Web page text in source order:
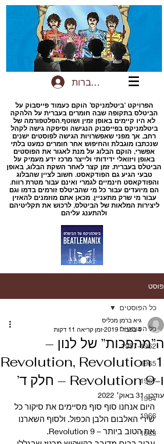
להתחברות
הפרויקט ‘ביטלמניקס’ הוקם כעמוד פייסבוק על
הביטלס בתקופה שבה חומרים בעברית על הלהקה
לא היו קיימים באופן זמין ושוטף.הפלטפורמה של
ביטלמניקס בפייסבוק הנגישה וסיפקה גישה לקהל
רחב, אך מפני שאפשרויות הגישה לפוסטים ישנים
שנכתבו מוגבלת והחיפוש אחר חומרים כמעט בלתי
אפשרי, הוקם הבלוג על מנת לאגור את הפוסטים
באופן ויזואלי ידידותי ולייצר מרכז ידע מעמיק על
הביטלס בעברית. זמן קצר לאחר השקת הבלוג, באופן
טבעי הגיע גם הפודקאסט. חשוב לציין שהבלוג
והפודקאסט חינמיים לגמרי ואינם עבור מטרת רווח.
הם מיועדים עבור כל מי שהביטלס זורמים בדמו וגם
עבור מי שרק מתעניין. מכאן אתם מוזמנים להאזין
ליצירות המלאות של הביטלס, לרכוש את תקליטיהם
ולהתענג עליהם
פוסט
כל הפוסטים
1957-1962
1965
1967
1964
1966
1963
כל הפוסטים
ה”מהפכות” של לנון –
Revolution, Revolution 1
ו-Revolution 9 – חלק ד’
גיא ברמן מכליס
4 בפבר׳ 2019
זמן קריאה 11 דקות
עודכן:31 באוק׳ 2022
היום אנחנו סוף סוף מסיימים את סיקור כל
שירי האלבום הלבן הכפול. ולסוף השארנו
את הטוב ביותר – Revolution 9.